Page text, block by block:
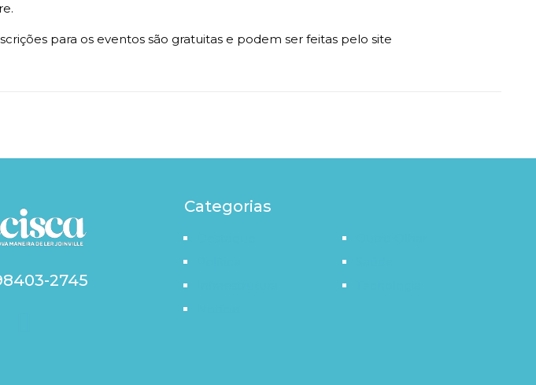
para os eventos são gratuitas e podem ser feitas pelo site
2745
Categorias